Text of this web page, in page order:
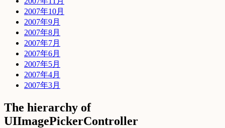
2007年10月
2007年9月
2007年8月
2007年7月
2007年6月
2007年5月
2007年4月
2007年3月
The hierarchy of
UIImagePickerController